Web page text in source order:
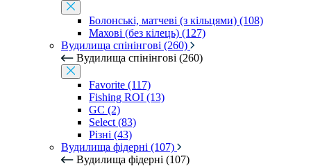
Болонські, матчеві (з кільцями) (108)
Махові (без кілець) (127)
Вудилища спінінгові (260)
Вудилища спінінгові (260)
Favorite (117)
Fishing ROI (13)
GC (2)
Select (83)
Різні (43)
Вудилища фідерні (107)
Вудилища фідерні (107)